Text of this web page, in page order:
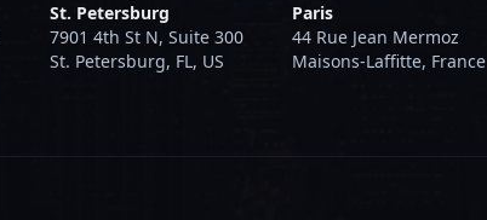
St. Petersburg
7901 4th St N, Suite 300
St. Petersburg, FL, US
Paris
44 Rue Jean Mermoz
Maisons-Laffitte, France